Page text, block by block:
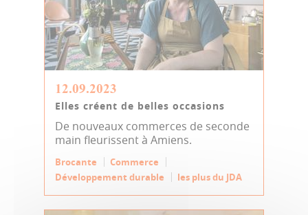
12.09.2023
Elles créent de belles occasions
De nouveaux commerces de seconde
main fleurissent à Amiens.
Brocante
Commerce
Développement durable
les plus du JDA